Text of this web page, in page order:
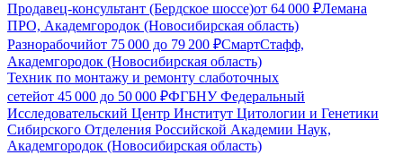
Продавец-консультант (Бердское шоссе)от 64 000 ₽Лемана
ПРО, Академгородок (Новосибирская область)
Разнорабочийот 75 000 до 79 200 ₽СмартСтафф,
Академгородок (Новосибирская область)
Техник по монтажу и ремонту слаботочных
сетейот 45 000 до 50 000 ₽ФГБНУ Федеральный
Исследовательский Центр Институт Цитологии и Генетики
Сибирского Отделения Российской Академии Наук,
Академгородок (Новосибирская область)